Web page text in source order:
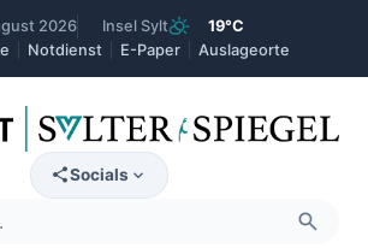
2026 Insel Syltpartly_cloudy_day
19°C
Notdienst E-Paper Auslageorte
search
Socials expand_more